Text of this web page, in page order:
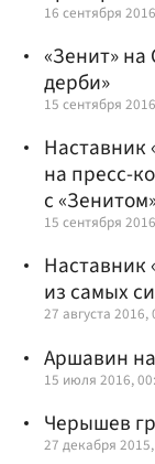
16 сентября
«Зенит» на
дерби»
15 сентября
Наставник
на пресс-
с
15 сентября
Наставник
из самых
27 августа 2016,
Аршавин
15 июля 2016,
Черышев
27 декабря